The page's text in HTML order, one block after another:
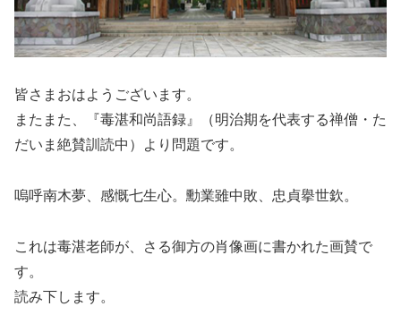
皆さまおはようございます。
またまた、『毒湛和尚語録』（明治期を代表する禅僧・た
だいま絶賛訓読中）より問題です。
嗚呼南木夢、感慨七生心。勳業雖中敗、忠貞擧世欽。
これは毒湛老師が、さる御方の肖像画に書かれた画賛で
す。
読み下します。